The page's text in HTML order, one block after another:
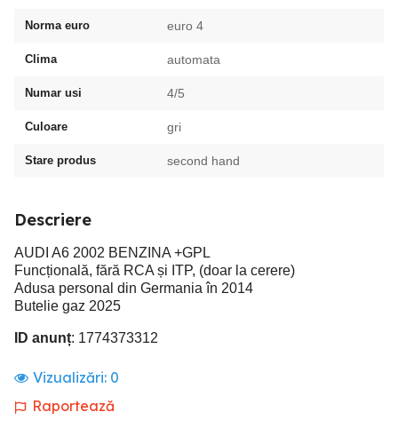
Norma euro euro 4
Clima automata
Numar usi 4/5
Culoare gri
Stare produs second hand
Descriere
AUDI A6 2002 BENZINA +GPL
Funcțională, fără RCA și ITP, (doar la cerere)
Adusa personal din Germania în 2014
Butelie gaz 2025
ID anunț: 1774373312
Vizualizări: 0
Raportează